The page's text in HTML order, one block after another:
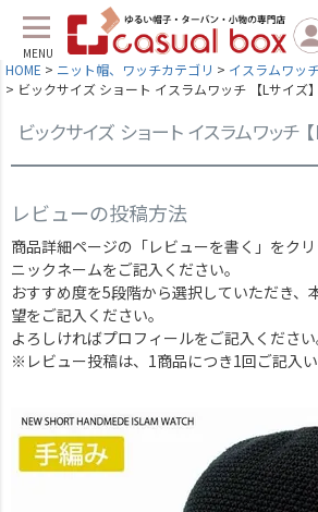
MENU
HOME ニット帽、ワッチカテゴリ
イスラムワッ
ビックサイズ ショート イスラムワッチ 【Lサイズ
ビックサイズ ショート イスラムワッチ
レビューの投稿方法
商品詳細ページの「レビューを書く」をクリ
ニックネームをご記入ください。
おすすめ度を5段階から選択していただき、
望をご記入ください。
よろしければプロフィールをご記入ください
※レビュー投稿は、1商品につき1回ご記入い